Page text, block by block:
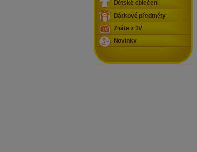
Dětské oblečení
Dárkové předměty
Znáte z TV
Novinky